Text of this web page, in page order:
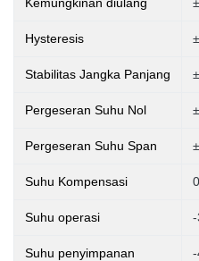
Hysteresis
Stabilitas Jangka Panjang
Pergeseran Suhu Nol
Pergeseran Suhu Span
Suhu Kompensasi
Suhu operasi
Suhu penyimpanan